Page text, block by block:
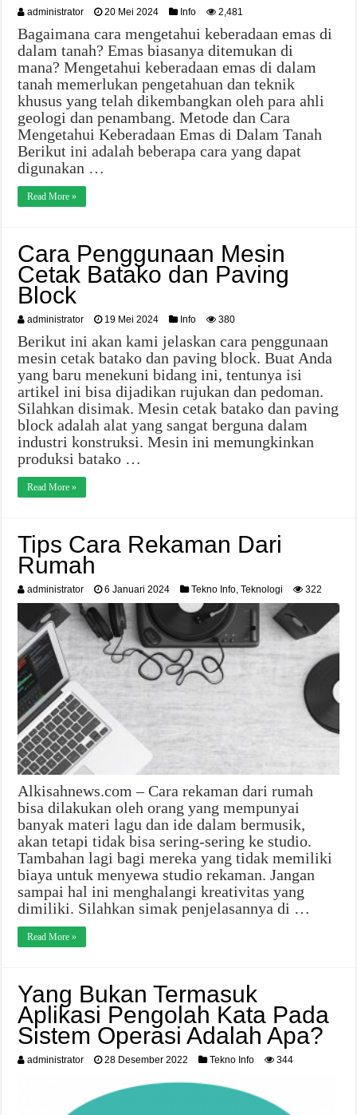
administrator 20 Mei 2024 Info 2,481
Bagaimana cara mengetahui keberadaan emas di
dalam tanah? Emas biasanya ditemukan di
mana? Mengetahui keberadaan emas di dalam
tanah memerlukan pengetahuan dan teknik
khusus yang telah dikembangkan oleh para ahli
geologi dan penambang. Metode dan Cara
Mengetahui Keberadaan Emas di Dalam Tanah
Berikut ini adalah beberapa cara yang dapat
digunakan …
Read More »
Cara Penggunaan Mesin
Cetak Batako dan Paving
Block
administrator 19 Mei 2024 Info 380
Berikut ini akan kami jelaskan cara penggunaan
mesin cetak batako dan paving block. Buat Anda
yang baru menekuni bidang ini, tentunya isi
artikel ini bisa dijadikan rujukan dan pedoman.
Silahkan disimak. Mesin cetak batako dan paving
block adalah alat yang sangat berguna dalam
industri konstruksi. Mesin ini memungkinkan
produksi batako …
Read More »
Tips Cara Rekaman Dari
Rumah
administrator 6 Januari 2024 Tekno Info,Teknologi 322
Alkisahnews.com – Cara rekaman dari rumah
bisa dilakukan oleh orang yang mempunyai
banyak materi lagu dan ide dalam bermusik,
akan tetapi tidak bisa sering-sering ke studio.
Tambahan lagi bagi mereka yang tidak memiliki
biaya untuk menyewa studio rekaman. Jangan
sampai hal ini menghalangi kreativitas yang
dimiliki. Silahkan simak penjelasannya di …
Read More »
Yang Bukan Termasuk
Aplikasi Pengolah Kata Pada
Sistem Operasi Adalah Apa?
administrator 28 Desember 2022 Tekno Info 344